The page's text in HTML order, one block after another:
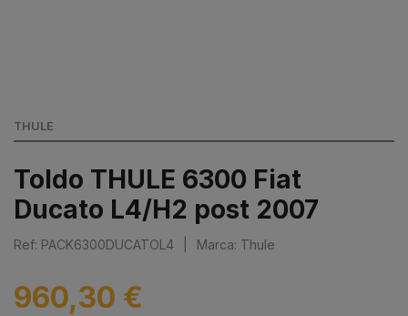
THULE
Toldo THULE 6300 Fiat
Ducato L4/H2 post 2007
Ref: PACK6300DUCATOL4 Marca: Thule
960,30 €